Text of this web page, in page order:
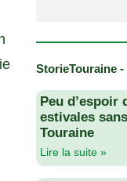
StorieTouraine
Peu d’espoir
estivales
Touraine
Lire la suite »